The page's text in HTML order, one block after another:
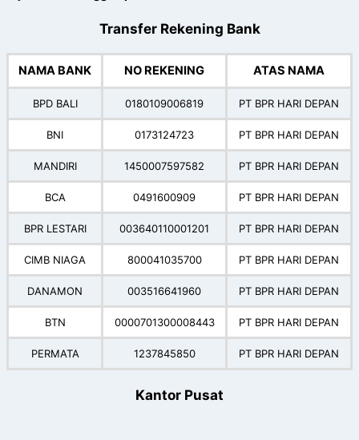
Transfer Rekening Bank
NAMA BANK NO REKENING ATAS NAMA
BPD BALI 0180109006819 PT BPR HARI DEPAN
BNI 0173124723 PT BPR HARI DEPAN
MANDIRI 1450007597582 PT BPR HARI DEPAN
BCA 0491600909 PT BPR HARI DEPAN
BPR LESTARI 003640110001201 PT BPR HARI DEPAN
CIMB NIAGA 800041035700 PT BPR HARI DEPAN
DANAMON 003516641960 PT BPR HARI DEPAN
BTN 0000701300008443 PT BPR HARI DEPAN
PERMATA 1237845850 PT BPR HARI DEPAN
Kantor Pusat